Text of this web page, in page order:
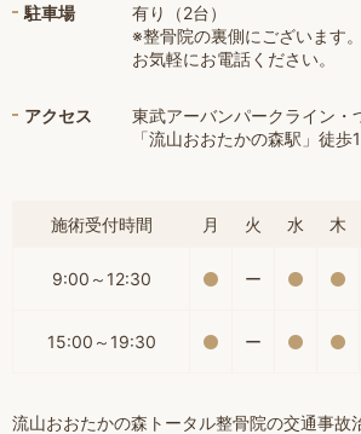
駐車場
有り（2台）
※整骨院の裏側にございます
お気軽にお電話ください。
アクセス
東武アーバンパークライン・
「流山おおたかの森駅」徒歩
施術受付時間 月 火 水 木
9:00～12:30 ー
15:00～19:30 ー
流山おおたかの森トータル整骨院の交通事故